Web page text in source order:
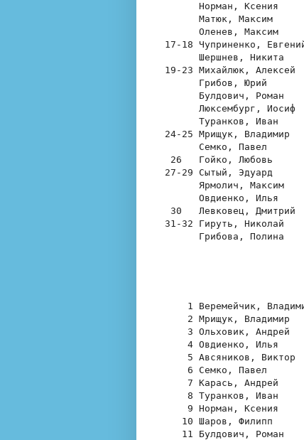
Норман, Ксения
Матюк, Максим
Оленев, Максим
17-18 Чуприненко,
Шершнев, Никита
19-23 Михайлюк,
Грибов, Юрий
Булдович, Роман
Люксембург, Иосиф
Туранков, Иван
24-25 Мрищук,
Семко, Павел
26   Гойко, Любовь
27-29 Сытый,
Ярмолич, Максим
Овдиенко, Илья
30   Левковец,
31-32 Гируть,
Грибова, Полина
1 Веремейчик,
2 Мрищук, Владимир
3 Ольховик, Андрей
4 Овдиенко, Илья
5 Авсяников, Виктор
6 Семко, Павел
7 Карась, Андрей
8 Туранков, Иван
9 Норман, Ксения
10 Шаров, Филипп
11 Булдович, Роман